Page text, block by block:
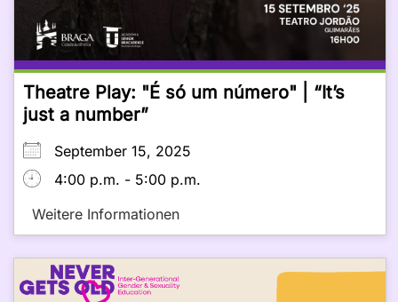
Theatre Play: "É só um número" | “It’s
just a number”
September 15, 2025
4:00 p.m. - 5:00 p.m.
Weitere Informationen